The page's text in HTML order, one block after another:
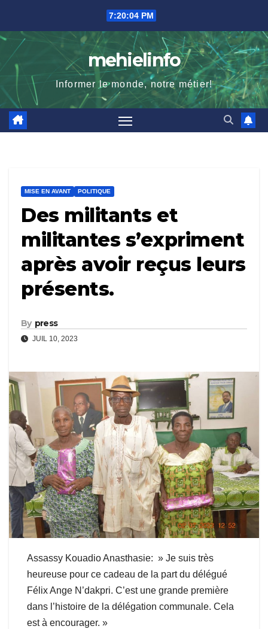
content
7:20:06 PM
mehielinfo
Informer le monde, notre métier!
MISE EN AVANT POLITIQUE
Des militants et
militantes s’expriment
après avoir reçus leurs
présents.
By press
JUIL 10, 2023
Assassy Kouadio Anasthasie: » Je suis très
heureuse pour ce cadeau de la part du délégué
Félix Ange N’dakpri. C’est une grande première
dans l’histoire de la délégation communale. Cela
est à encourager. »